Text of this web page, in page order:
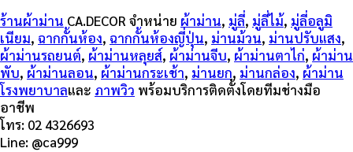
ร้านผ้าม่าน CA.DECOR จำหน่าย ผ้าม่าน, มู่ลี่, มู่ลี่ไม้, มู่ลี่อลูมิ
เนียม, ฉากกั้นห้อง, ฉากกั้นห้องญี่ปุ่น, ม่านม้วน, ม่านปรับแสง,
ผ้าม่านรถยนต์, ผ้าม่านหลุยส์, ผ้าม่านจีบ, ผ้าม่านตาไก่, ผ้าม่าน
พับ, ผ้าม่านลอน, ผ้าม่านกระเช้า, ม่านยก, ม่านกล่อง, ผ้าม่าน
โรงพยาบาลและ ภาพวิว พร้อมบริการติดตั้งโดยทีมช่างมือ
อาชีพ
โทร: 02 4326693
Line: @ca999